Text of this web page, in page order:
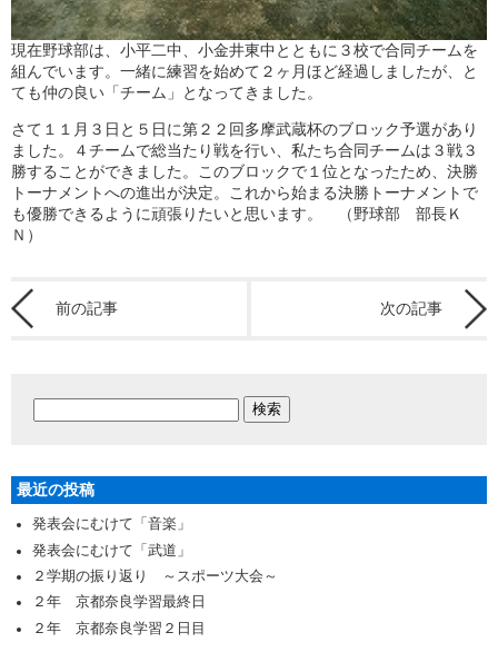
現在野球部は、小平二中、小金井東中とともに３校で合同チームを
組んでいます。一緒に練習を始めて２ヶ月ほど経過しましたが、と
ても仲の良い「チーム」となってきました。
さて１１月３日と５日に第２２回多摩武蔵杯のブロック予選があり
ました。４チームで総当たり戦を行い、私たち合同チームは３戦３
勝することができました。このブロックで１位となったため、決勝
トーナメントへの進出が決定。これから始まる決勝トーナメントで
も優勝できるように頑張りたいと思います。 （野球部 部長Ｋ
Ｎ）
前の記事 次の記事
最近の投稿
発表会にむけて「音楽」
発表会にむけて「武道」
２学期の振り返り ～スポーツ大会～
２年 京都奈良学習最終日
２年 京都奈良学習２日目